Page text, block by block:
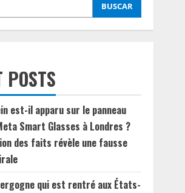
BUSCAR
POSTS
est-il apparu sur le panneau
Smart Glasses à Londres ?
des faits révèle une fausse
qui est rentré aux États-